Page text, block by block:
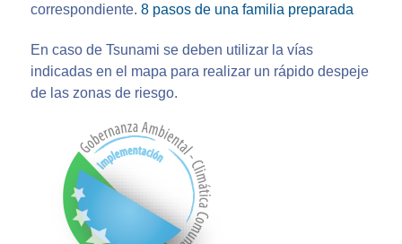
correspondiente. 8 pasos de una familia preparada
En caso de Tsunami se deben utilizar la vías
indicadas en el mapa para realizar un rápido despeje
de las zonas de riesgo.